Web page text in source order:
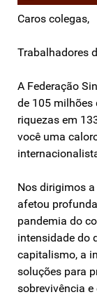
Caros colegas,
Trabalhadores
A Federação
de 105 milhões
riquezas em
você uma
Nos dirigimos
afetou
pandemia do
intensidade do
capitalismo, a
soluções para
sobrevivência